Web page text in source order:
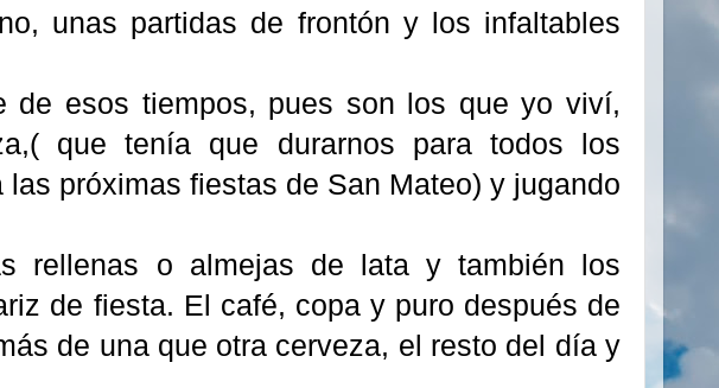
unas partidas de frontón y los infaltables
de esos tiempos, pues son los que yo viví,
que tenía que durarnos para todos los
próximas fiestas de San Mateo) y jugando
rellenas o almejas de lata y también los
de fiesta. El café, copa y puro después de
de una que otra cerveza, el resto del día y